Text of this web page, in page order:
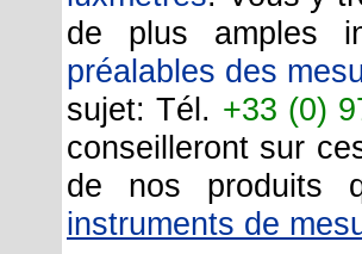
de plus amples
préalables des
sujet: Tél. +33 (0)
conseilleront sur
de nos produits
instruments de